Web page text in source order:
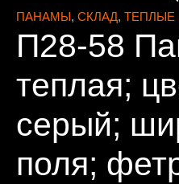
ПАНАМЫ , СКЛАД, ТЕПЛЫЕ
П28-58
теплая;
серый;
поля;